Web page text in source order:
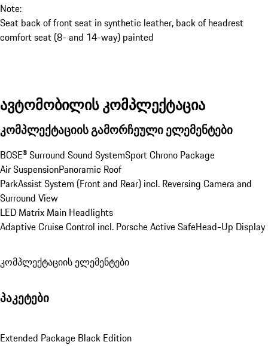
Note:
Seat back of front seat in synthetic leather, back of headrest
comfort seat (8- and 14-way) painted
ავტომობილის კომპლექტაცია
კომპლექტაციის გამორჩეული ელემენტები
BOSE® Surround Sound SystemSport Chrono Package
Air SuspensionPanoramic Roof
ParkAssist System (Front and Rear) incl. Reversing Camera and
Surround View
LED Matrix Main Headlights
Adaptive Cruise Control incl. Porsche Active SafeHead-Up Display
კომპლექტაციის ელემენტები
პაკეტები
Extended Package Black Edition